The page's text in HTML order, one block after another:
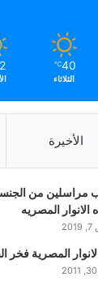
40
℃
الثلاثاء
الأخيرة
مراسلين من
الانوار المصريه
المصرية فخر